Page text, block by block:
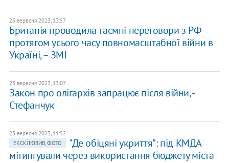
23 вересня 2023, 13:57
Британія проводила таємні переговори з РФ
протягом усього часу повномасштабної війни в
Україні, – ЗМІ
23 вересня 2023, 13:07
Закон про олігархів запрацює після війни, -
Стефанчук
23 вересня 2023, 11:52
ЕКСКЛЮЗИВ, ФОТО
"Де обіцяні укриття": під КМДА
мітингували через використання бюджету міста